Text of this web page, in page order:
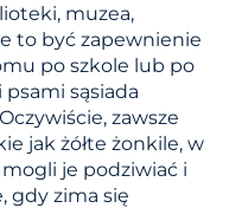
muzea,
to być zapewnienie
po szkole lub po
sąsiada
zawsze
jak żółte żonkile, w
je podziwiać i
gdy zima się